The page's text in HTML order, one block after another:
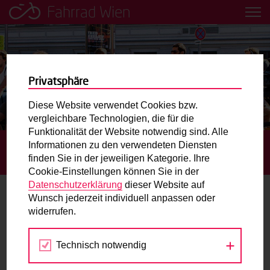
Fahrrad Wien
Leih dir einfach ein Transportfahrrad in deiner Nähe aus!
Mobilitätsbildung für Kinder und
Jugendliche
Radweg-Projektkarte
Routenplaner
Mit dem Fahrrad in Wien unterwegs? Hier finden Sie die
beste Route.
Wunschbox
Sie haben ein Anliegen zum Radverkehr? Schreiben Sie
STARTSEITE AKTUELLES
3/4 DER WEGE IN WIEN
WERDEN UMWELTFREUNDLICH ZURÜCKGELEGT
3/4 der Wege in Wien werden
umweltfreundlich zurückgelegt
09.06.2026
Privatsphäre
Diese Website verwendet Cookies bzw.
vergleichbare Technologien, die für die
Funktionalität der Website notwendig sind. Alle
Informationen zu den verwendeten Diensten
finden Sie in der jeweiligen Kategorie. Ihre
Cookie-Einstellungen können Sie in der
Datenschutzerklärung dieser Website auf
Wunsch jederzeit individuell anpassen oder
widerrufen.
Technisch notwendig